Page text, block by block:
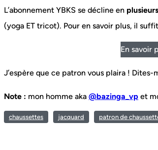
L’abonnement YBKS se décline en
(yoga ET tricot). Pour en savoir plus, il
En savoir
J’espère que ce patron vous plaira !
Note : mon homme aka @bazinga_vp et
chaussettes jacquard patron de